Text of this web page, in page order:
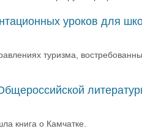
уроков для
туризма,
книга о Камчатке.